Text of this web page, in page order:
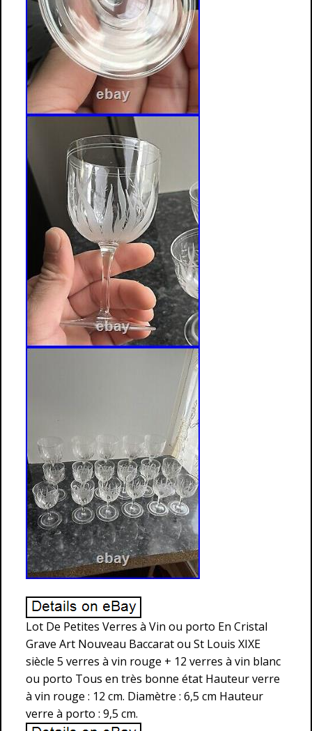
Lot De Petites Verres à Vin ou porto En Cristal
Grave Art Nouveau Baccarat ou St Louis XIXE
siècle 5 verres à vin rouge + 12 verres à vin blanc
ou porto Tous en très bonne état Hauteur verre
à vin rouge : 12 cm. Diamètre : 6,5 cm Hauteur
verre à porto : 9,5 cm.